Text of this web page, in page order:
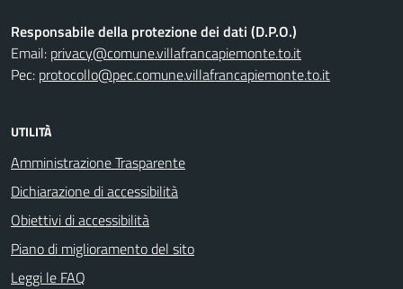
Responsabile della protezione dei dati (D.P.O.)
Email: privacy@comune.villafrancapiemonte.to.it
Pec: protocollo@pec.comune.villafrancapiemonte.to.it
UTILITÀ
Amministrazione Trasparente
Dichiarazione di accessibilità
Obiettivi di accessibilità
Piano di miglioramento del sito
Leggi le FAQ